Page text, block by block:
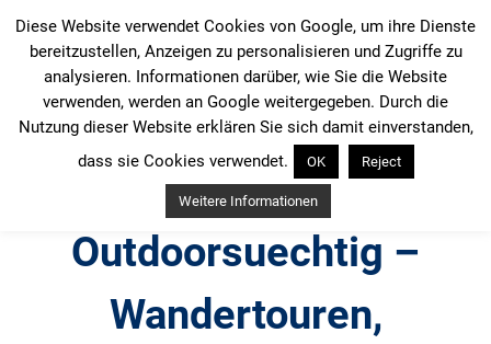
Inhalt
springen
Outdoorsuechtig –
Wandertouren,
Diese Website verwendet Cookies von Google, um ihre Dienste
bereitzustellen, Anzeigen zu personalisieren und Zugriffe zu
analysieren. Informationen darüber, wie Sie die Website
verwenden, werden an Google weitergegeben. Durch die
Nutzung dieser Website erklären Sie sich damit einverstanden,
dass sie Cookies verwendet.
OK Reject
Weitere Informationen